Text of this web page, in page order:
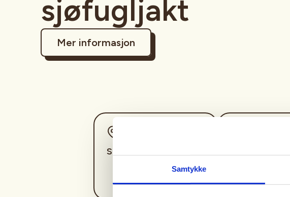
Samtykke
sjøfugljakt
Mer informasjon
Sandefjord
Kl. 17.30 - 21.00